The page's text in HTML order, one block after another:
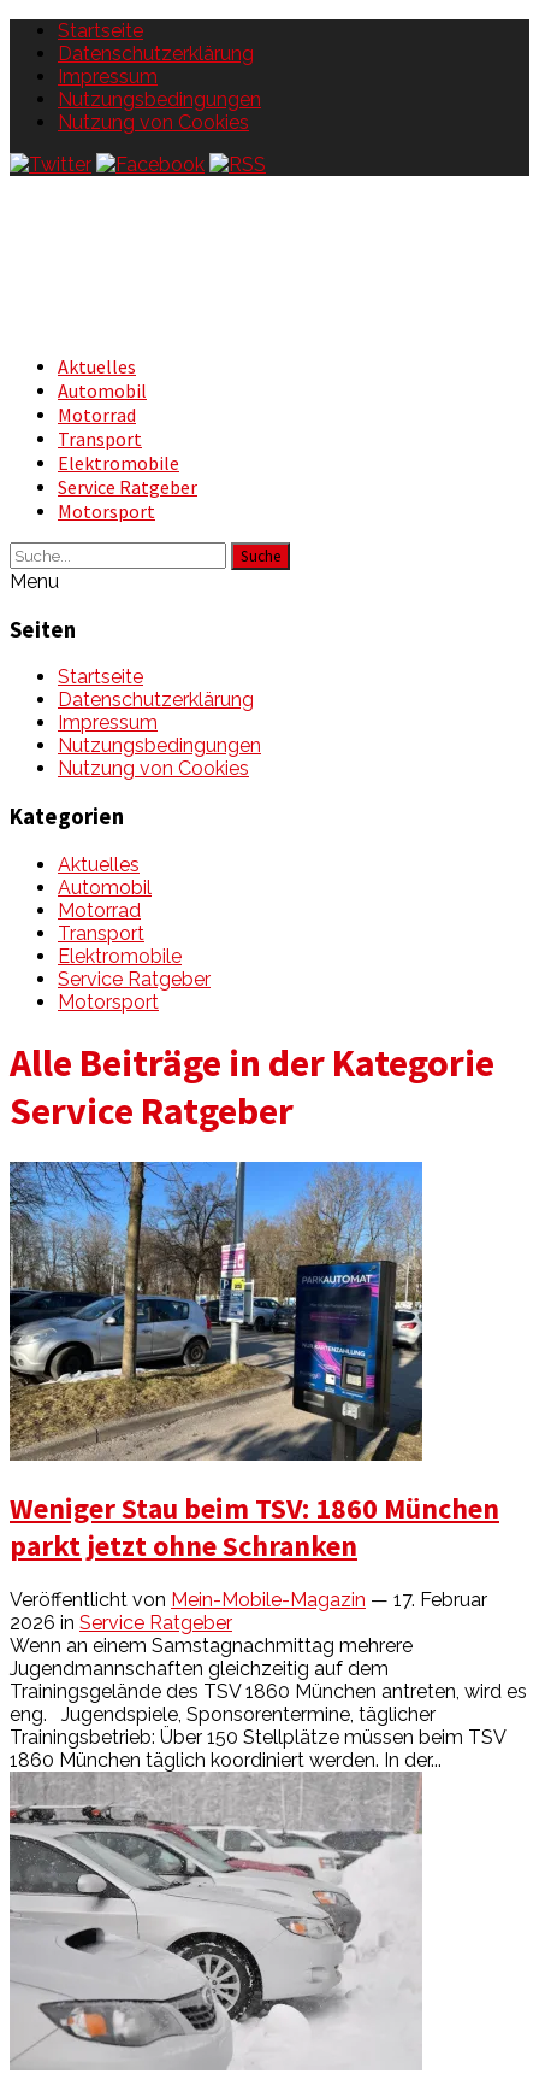
Startseite
Datenschutzerklärung
Impressum
Nutzungsbedingungen
Nutzung von Cookies
Aktuelles
Automobil
Motorrad
Transport
Elektromobile
Service Ratgeber
Motorsport
Suche
Menu
Seiten
Startseite
Datenschutzerklärung
Impressum
Nutzungsbedingungen
Nutzung von Cookies
Kategorien
Aktuelles
Automobil
Motorrad
Transport
Elektromobile
Service Ratgeber
Motorsport
Alle Beiträge in der Kategorie
Service Ratgeber
Weniger Stau beim TSV: 1860 München
parkt jetzt ohne Schranken
Veröffentlicht von Mein-Mobile-Magazin — 17. Februar
2026 in Service Ratgeber
Wenn an einem Samstagnachmittag mehrere
Jugendmannschaften gleichzeitig auf dem
Trainingsgelände des TSV 1860 München antreten, wird es
eng. Jugendspiele, Sponsorentermine, täglicher
Trainingsbetrieb: Über 150 Stellplätze müssen beim TSV
1860 München täglich koordiniert werden. In der...